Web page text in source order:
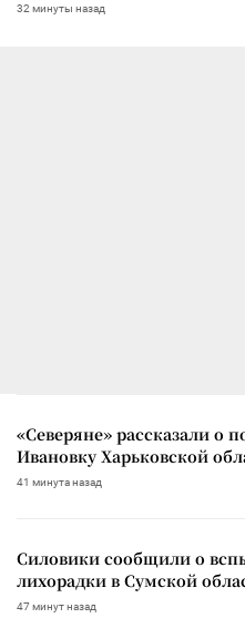
32 минуты назад
«Северяне» рассказали о
Ивановку Харьковской
41 минута назад
Силовики сообщили о
лихорадки в Сумской
47 минут назад